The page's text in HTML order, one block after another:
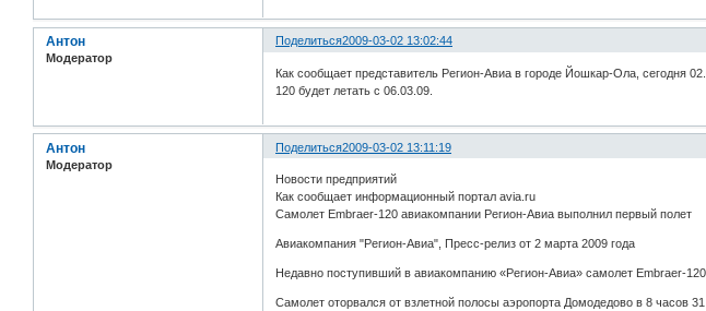
Поделиться2009-03-02 13:02:44
Антон
Модератор
Как сообщает представитель Регион-Авиа в городе Йошкар-Ола, сегодня
120 будет летать с 06.03.09.
Поделиться2009-03-02 13:11:19
Антон
Модератор
Новости предприятий
Как сообщает информационный портал avia.ru
Самолет Embraer-120 авиакомпании Регион-Авиа выполнил первый полет
Авиакомпания "Регион-Авиа", Пресс-релиз от 2 марта 2009 года
Недавно поступивший в авиакомпанию «Регион-Авиа» самолет Embraer-
Самолет оторвался от взлетной полосы аэропорта Домодедово в 8 часов